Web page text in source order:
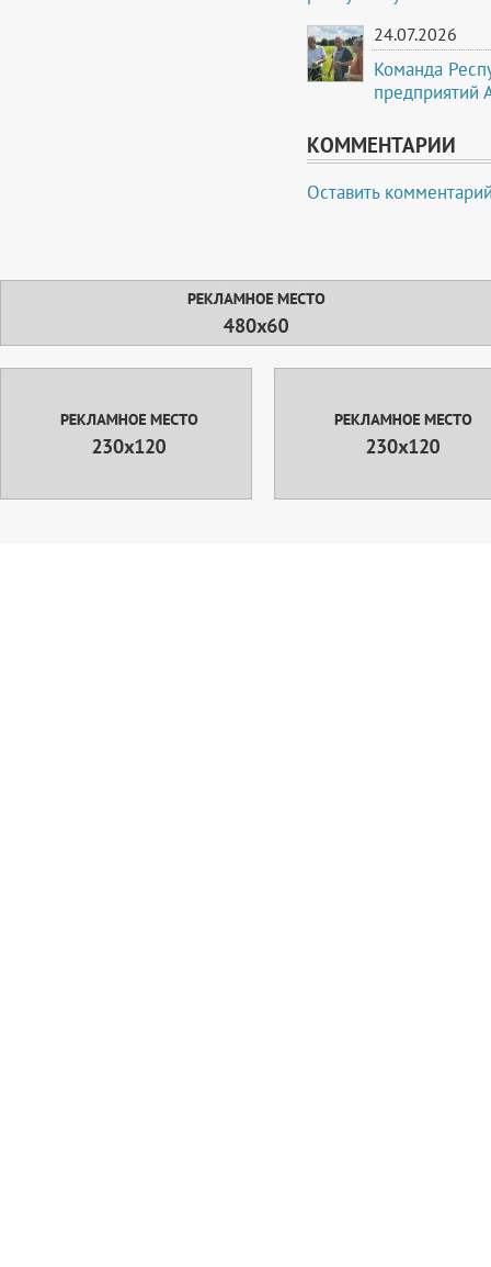
24.07.2026
Команда
предприятий
КОММЕНТАРИИ
Оставить